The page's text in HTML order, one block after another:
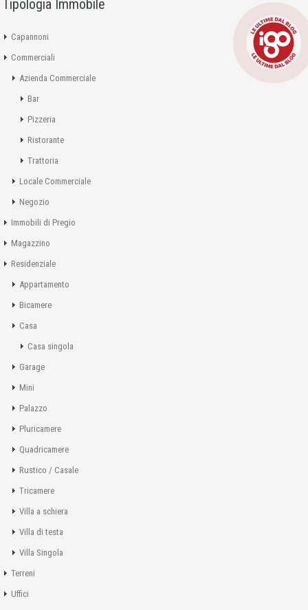
Tipologia Immobile
Capannoni
Commerciali
Azienda Commerciale
Bar
Pizzeria
Ristorante
Trattoria
Locale Commerciale
Negozio
Immobili di Pregio
Magazzino
Residenziale
Appartamento
Bicamere
Casa
Casa singola
Garage
Mini
Palazzo
Pluricamere
Quadricamere
Rustico / Casale
Tricamere
Villa a schiera
Villa di testa
Villa Singola
Terreni
Uffici